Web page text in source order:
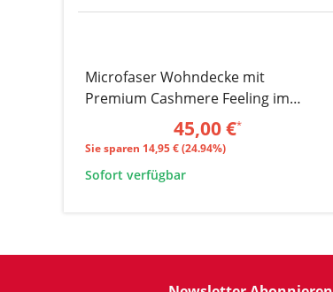
SALE 25%
Microfaser Wohndecke mit
Premium Cashmere Feeling im
Karolook, ca. 150x200 cm
45,00 €*
Sie sparen 14,95 € (24.94%)
Sofort verfügbar